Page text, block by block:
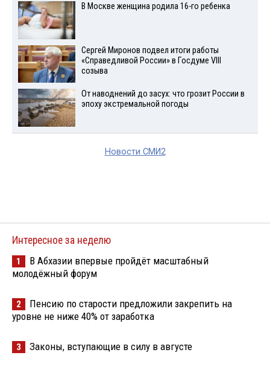
В Москве женщина родила 16-го ребенка
Сергей Миронов подвел итоги работы
«Справедливой России» в Госдуме VIII
созыва
От наводнений до засух: что грозит России в
эпоху экстремальной погоды
Новости СМИ2
Интересное за неделю
1
В Абхазии впервые пройдёт масштабный
молодёжный форум
2
Пенсию по старости предложили закрепить на
уровне не ниже 40% от заработка
3 Законы, вступающие в силу в августе